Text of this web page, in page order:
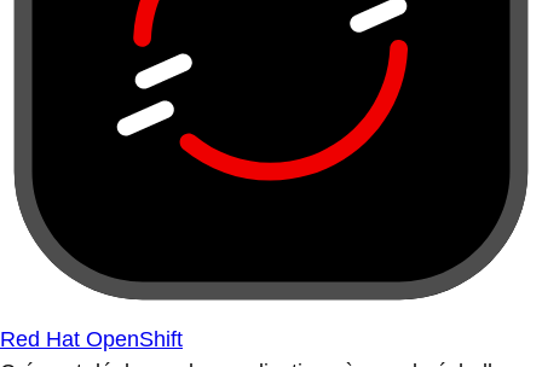
Red Hat OpenShift